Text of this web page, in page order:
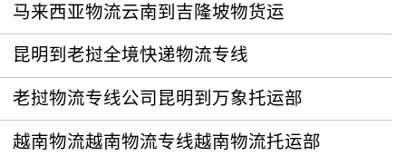
马来西亚物流云南到吉隆坡物货运
昆明到老挝全境快递物流专线
老挝物流专线公司昆明到万象托运部
越南物流越南物流专线越南物流托运部